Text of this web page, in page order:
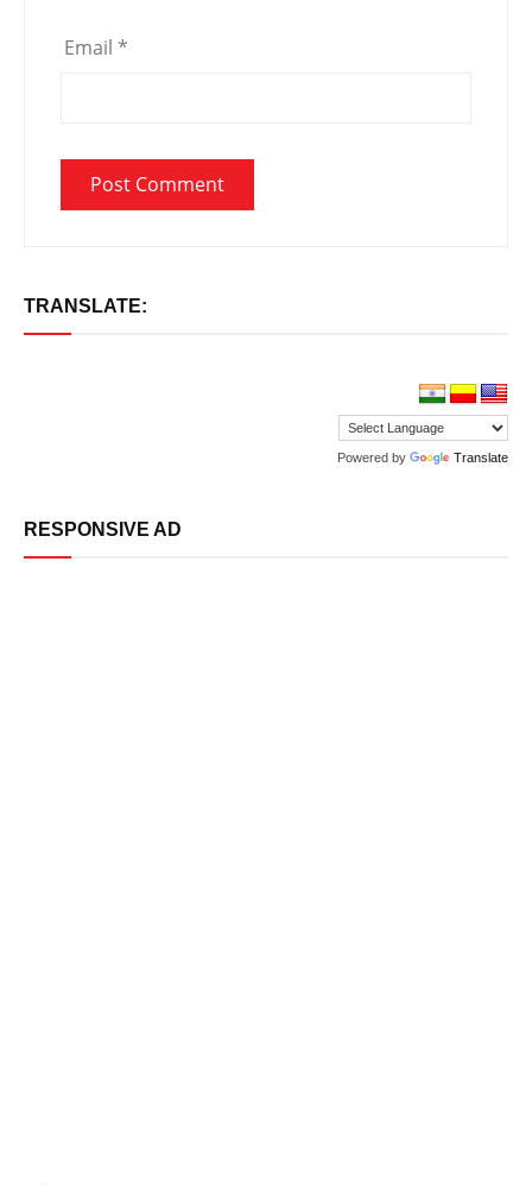
Email *
TRANSLATE:
Powered by Translate
RESPONSIVE AD